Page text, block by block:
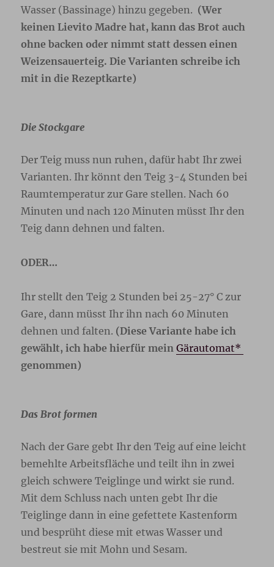
Wasser (Bassinage) hinzu gegeben. (Wer
keinen Lievito Madre hat, kann das Brot auch
ohne backen oder nimmt statt dessen einen
Weizensauerteig. Die Varianten schreibe ich
mit in die Rezeptkarte)
Die Stockgare
Der Teig muss nun ruhen, dafür habt Ihr zwei
Varianten. Ihr könnt den Teig 3-4 Stunden bei
Raumtemperatur zur Gare stellen. Nach 60
Minuten und nach 120 Minuten müsst Ihr den
Teig dann dehnen und falten.
ODER…
Ihr stellt den Teig 2 Stunden bei 25-27° C zur
Gare, dann müsst Ihr ihn nach 60 Minuten
dehnen und falten. (Diese Variante habe ich
gewählt, ich habe hierfür mein Gärautomat*
genommen)
Das Brot formen
Nach der Gare gebt Ihr den Teig auf eine leicht
bemehlte Arbeitsfläche und teilt ihn in zwei
gleich schwere Teiglinge und wirkt sie rund.
Mit dem Schluss nach unten gebt Ihr die
Teiglinge dann in eine gefettete Kastenform
und besprüht diese mit etwas Wasser und
bestreut sie mit Mohn und Sesam.